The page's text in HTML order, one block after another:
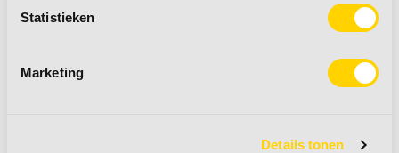
Statistieken
Marketing
Details tonen